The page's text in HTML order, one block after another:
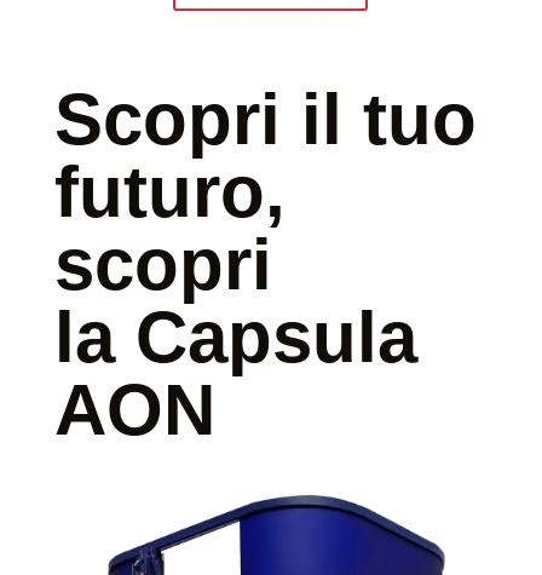
Scopri il tuo
futuro,
scopri
la Capsula
AON